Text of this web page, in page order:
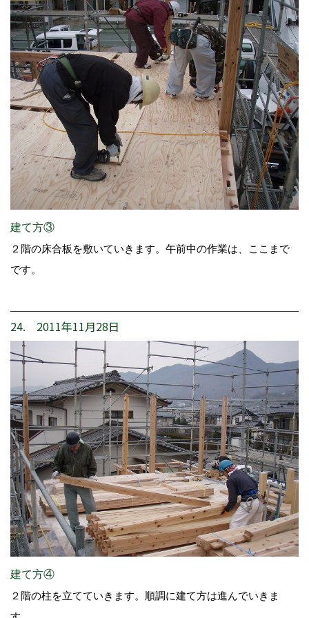
建て方③
２階の床合板を敷いていきます。午前中の作業は、ここまで
です。
24. 2011年11月28日
建て方④
２階の柱を立てていきます。順調に建て方は進んでいきま